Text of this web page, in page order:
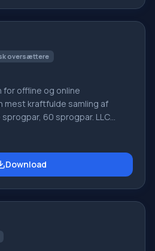
oversættere
for offline og online
kraftfulde samling af
60 sprogpar. LLC
private brugere og
software giver oversættelse af
indbyggede ordbøger,
Download